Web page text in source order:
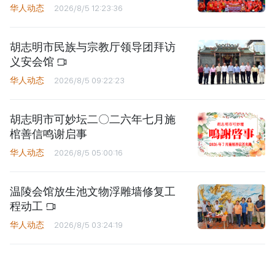
华人动态 2026/8/5 12:23:36
胡志明市民族与宗教厅领导团拜访
义安会馆
华人动态 2026/8/5 09:22:23
胡志明市可妙坛二〇二六年七月施
棺善信鸣谢启事
华人动态 2026/8/5 05:00:16
温陵会馆放生池文物浮雕墙修复工
程动工
华人动态 2026/8/5 03:24:19